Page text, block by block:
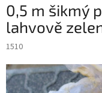
0,5 m šikmý
lahvově
1510